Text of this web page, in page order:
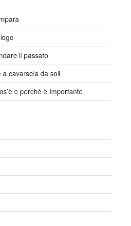
il passato
cavarsela da soli
e perché è Importante